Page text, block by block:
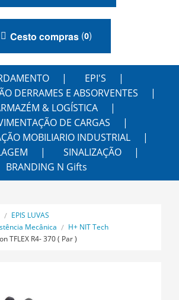
Cesto compras (0)
EPI'S
DERRAMES E ABSORVENTES
& LOGÍSTICA
DE CARGAS
MOBILIARIO INDUSTRIAL
SINALIZAÇÃO
BRANDING N Gifts
EPIS LUVAS
Mecânica
H+ NIT Tech
TFLEX R4- 370 ( Par )